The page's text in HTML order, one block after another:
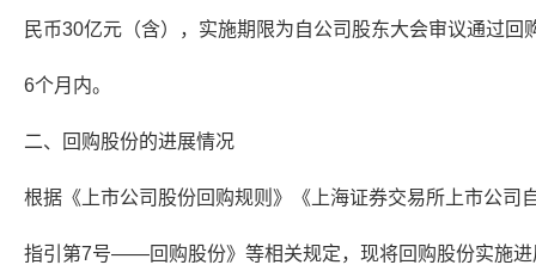
民币30亿元（含），实施期限为自公司股东大会审议通过回
6个月内。
二、回购股份的进展情况
根据《上市公司股份回购规则》《上海证券交易所上市公司
指引第7号——回购股份》等相关规定，现将回购股份实施进